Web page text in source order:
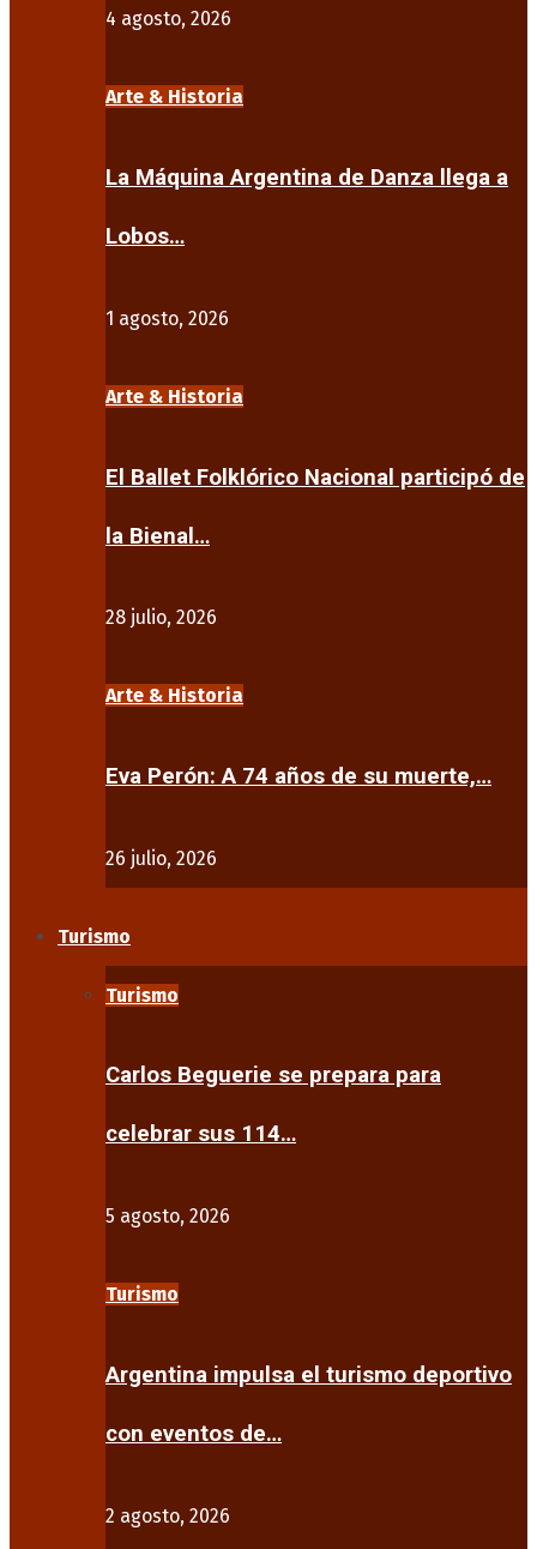
4 agosto, 2026
Arte & Historia
La Máquina Argentina de Danza llega a
Lobos…
1 agosto, 2026
Arte & Historia
El Ballet Folklórico Nacional participó de
la Bienal…
28 julio, 2026
Arte & Historia
Eva Perón: A 74 años de su muerte,…
26 julio, 2026
Turismo
Turismo
Carlos Beguerie se prepara para
celebrar sus 114…
5 agosto, 2026
Turismo
Argentina impulsa el turismo deportivo
con eventos de…
2 agosto, 2026